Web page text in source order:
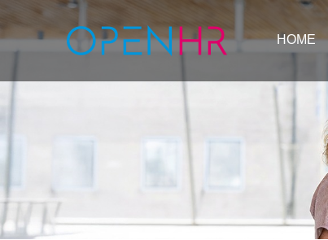
HOME